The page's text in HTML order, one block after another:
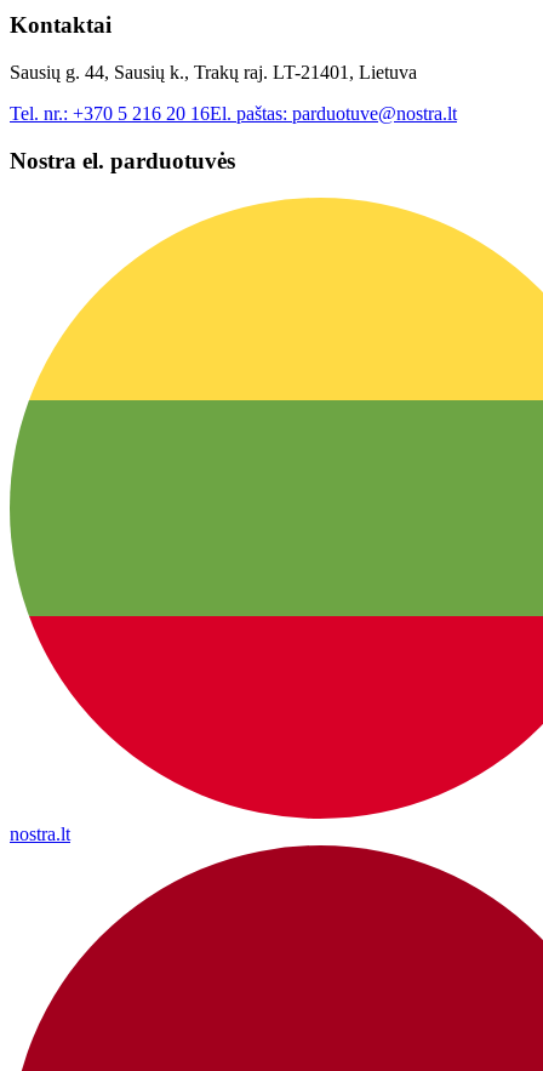
Kontaktai
Sausių g. 44, Sausių k., Trakų raj. LT-21401, Lietuva
Tel. nr.: +370 5 216 20 16El. paštas: parduotuve@nostra.lt
Nostra el. parduotuvės
nostra.lt